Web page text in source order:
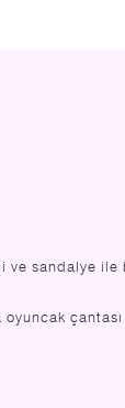
ve sandalye ile